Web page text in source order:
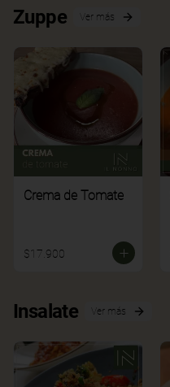
Zuppe Ver más
Crema de Tomate
$17.900
Insalate Ver más